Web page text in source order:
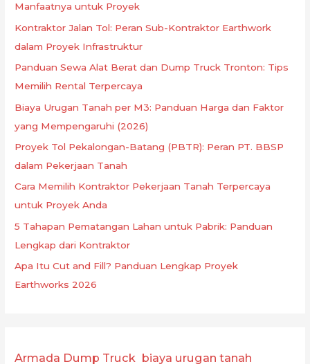
Manfaatnya untuk Proyek
Kontraktor Jalan Tol: Peran Sub-Kontraktor Earthwork
dalam Proyek Infrastruktur
Panduan Sewa Alat Berat dan Dump Truck Tronton: Tips
Memilih Rental Terpercaya
Biaya Urugan Tanah per M3: Panduan Harga dan Faktor
yang Mempengaruhi (2026)
Proyek Tol Pekalongan-Batang (PBTR): Peran PT. BBSP
dalam Pekerjaan Tanah
Cara Memilih Kontraktor Pekerjaan Tanah Terpercaya
untuk Proyek Anda
5 Tahapan Pematangan Lahan untuk Pabrik: Panduan
Lengkap dari Kontraktor
Apa Itu Cut and Fill? Panduan Lengkap Proyek
Earthworks 2026
Armada Dump Truck biaya urugan tanah